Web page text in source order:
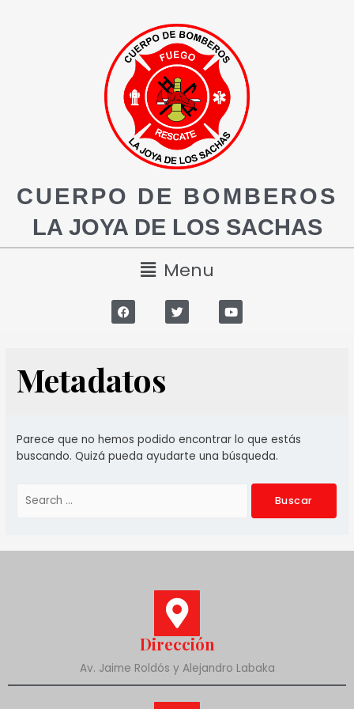
CUERPO DE BOMBEROS
LA JOYA DE LOS SACHAS
Menu
Metadatos
Parece que no hemos podido encontrar lo que estás
buscando. Quizá pueda ayudarte una búsqueda.
Dirección
Av. Jaime Roldós y Alejandro Labaka